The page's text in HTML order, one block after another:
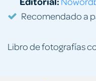
Libro de fotografías
Recomendado a